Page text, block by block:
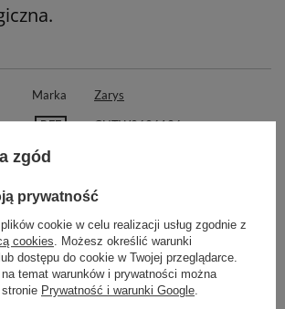
Marka Zarys
REF CHTW9696136
produktu
produktu
Chusty trójkątne
zgód
prywatność
cookie w celu realizacji usług zgodnie z
cookies. Możesz określić warunki
dostępu do cookie w Twojej przeglądarce.
temat warunków i prywatności można
Prywatność i warunki Google.